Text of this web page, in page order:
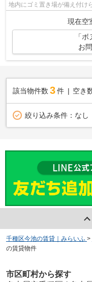
地内にゴミ置き場が備え付け
出しが楽になります。築8年
現在空
「
お
該当物件数 3件 空き
絞り込み条件： なし
千種区今池の賃貸｜みらいふ >
の賃貸物件
市区町村から探す